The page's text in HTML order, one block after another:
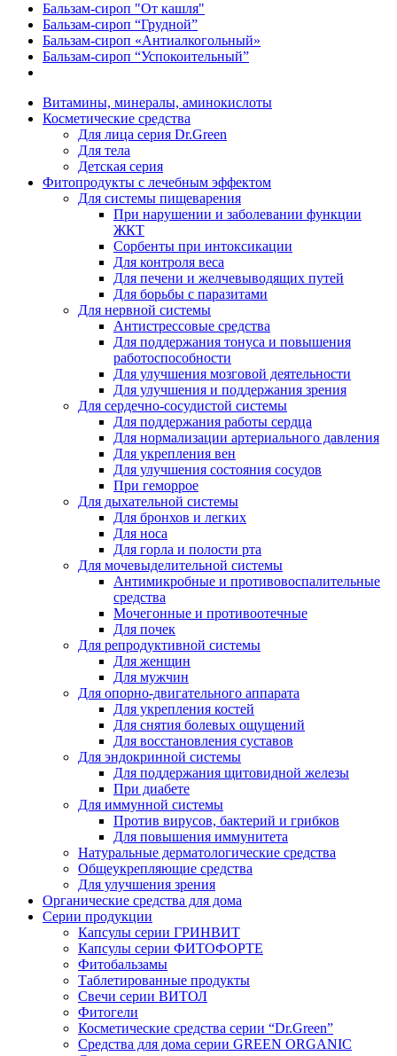
Бальзам-сироп "От кашля"
Бальзам-сироп “Грудной”
Бальзам-сироп «Антиалкогольный»
Бальзам-сироп “Успокоительный”
Витамины, минералы, аминокислоты
Косметические средства
Для лица серия Dr.Green
Для тела
Детская серия
Фитопродукты с лечебным эффектом
Для системы пищеварения
При нарушении и заболевании функции
ЖКТ
Сорбенты при интоксикации
Для контроля веса
Для печени и желчевыводящих путей
Для борьбы с паразитами
Для нервной системы
Антистрессовые средства
Для поддержания тонуса и повышения
работоспособности
Для улучшения мозговой деятельности
Для улучшения и поддержания зрения
Для сердечно-сосудистой системы
Для поддержания работы сердца
Для нормализации артериального давления
Для укрепления вен
Для улучшения состояния сосудов
При геморрое
Для дыхательной системы
Для бронхов и легких
Для носа
Для горла и полости рта
Для мочевыделительной системы
Антимикробные и противовоспалительные
средства
Мочегонные и противоотечные
Для почек
Для репродуктивной системы
Для женщин
Для мужчин
Для опорно-двигательного аппарата
Для укрепления костей
Для снятия болевых ощущений
Для восстановления суставов
Для эндокринной системы
Для поддержания щитовидной железы
При диабете
Для иммунной системы
Против вирусов, бактерий и грибков
Для повышения иммунитета
Натуральные дерматологические средства
Общеукрепляющие средства
Для улучшения зрения
Органические средства для дома
Серии продукции
Капсулы серии ГРИНВИТ
Капсулы серии ФИТОФОРТЕ
Фитобальзамы
Таблетированные продукты
Свечи серии ВИТОЛ
Фитогели
Косметические средства серии “Dr.Green”
Средства для дома серии GREEN ORGANIC